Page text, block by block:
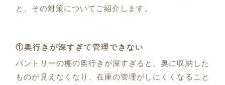
と、その対策についてご紹介します。
①奥行きが深すぎて管理できない
パントリーの棚の奥行きが深すぎると、奥に収納した
ものが見えなくなり、在庫の管理がしにくくなること